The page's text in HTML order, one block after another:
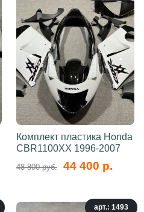
Комплект пластика Honda
CBR1100XX 1996-2007
48 800 руб. 44 400 р.
арт.: 1493